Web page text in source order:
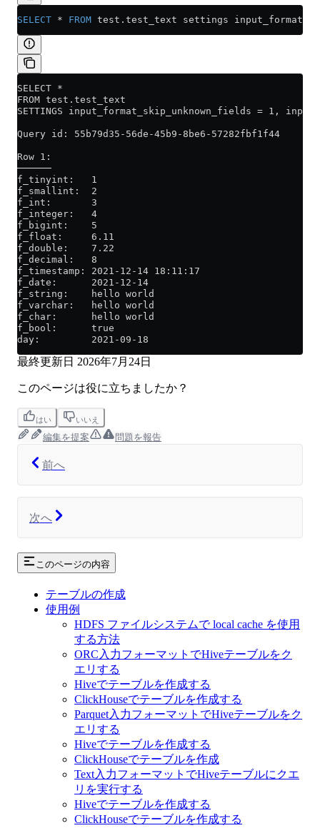
SELECT * FROM test . test_text settings
SELECT *
FROM test.test_text
SETTINGS input_format_skip_unknown_fields = 1,
Query id: 55b79d35-56de-45b9-8be6-57282fbf1f44
Row 1:
──────
f_tinyint:   1
f_smallint:  2
f_int:       3
f_integer:   4
f_bigint:    5
f_float:     6.11
f_double:    7.22
f_decimal:   8
f_timestamp: 2021-12-14 18:11:17
f_date:      2021-12-14
f_string:    hello world
f_varchar:   hello world
f_char:      hello world
f_bool:      true
day:         2021-09-18
最終更新日 2026年7月24日
このページは役に立ちましたか？
はい いいえ
編集を提案 問題を報告
前へ
次へ
このページの内容
テーブルの作成
使用例
HDFS ファイルシステムで local cache を使用
する方法
ORC入力フォーマットでHiveテーブルをク
エリする
Hiveでテーブルを作成する
ClickHouseでテーブルを作成する
Parquet入力フォーマットでHiveテーブルをク
エリする
Hiveでテーブルを作成する
ClickHouseでテーブルを作成
Text入力フォーマットでHiveテーブルにクエ
リを実行する
Hiveでテーブルを作成する
ClickHouseでテーブルを作成する